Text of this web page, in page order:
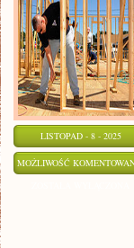
LISTOPAD - 8 - 2025
MOŻLIWOŚĆ